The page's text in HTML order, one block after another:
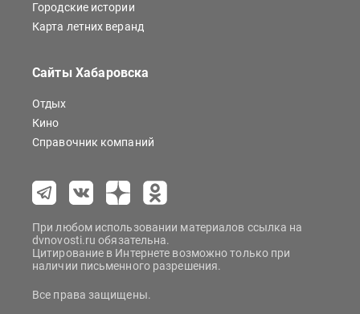
Городские истории
Карта летних веранд
Сайты Хабаровска
Отдых
Кино
Справочник компаний
При любом использовании материалов ссылка на
dvnovosti.ru обязательна.
Цитирование в Интернете возможно только при
наличии письменного разрешения.
Все права защищены.